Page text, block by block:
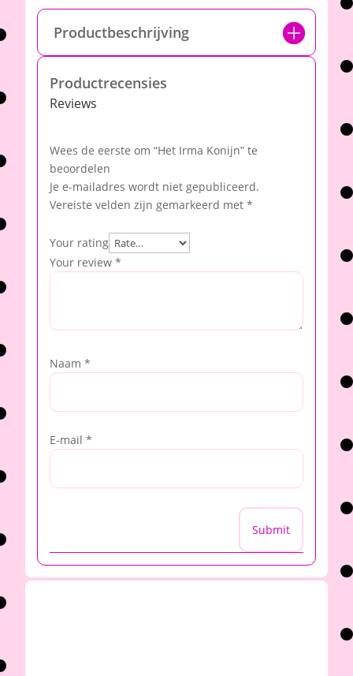
Productbeschrijving
Productrecensies
Reviews
Wees de eerste om “Het Irma Konijn” te
beoordelen
Je e-mailadres wordt niet gepubliceerd.
Vereiste velden zijn gemarkeerd met *
Your rating
Your review *
Naam *
E-mail *
Submit